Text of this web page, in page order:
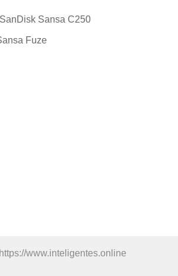
Sansa C250
Fuze
www.inteligentes.online